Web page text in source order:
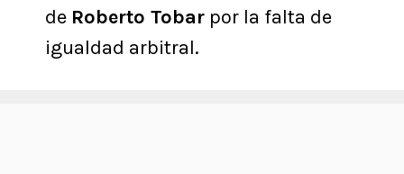
de Roberto Tobar por la falta de
igualdad arbitral.